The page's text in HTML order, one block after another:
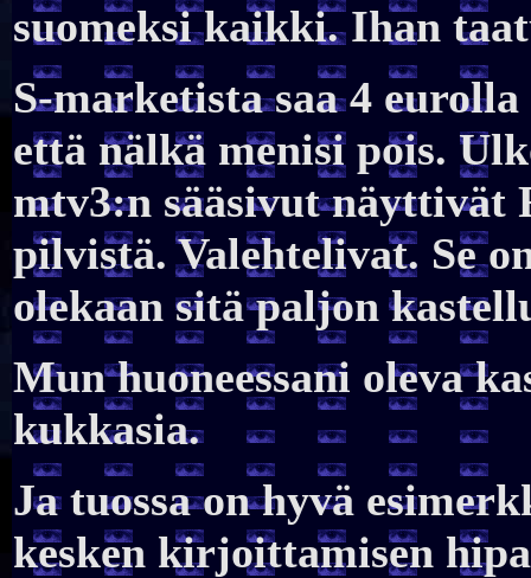
suomeksi kaikki. Ihan
S-marketista saa 4
että nälkä menisi pois.
mtv3:n sääsivut näyttivät
pilvistä. Valehtelivat. Se
olekaan sitä paljon
Mun huoneessani oleva
kukkasia.
Ja tuossa on hyvä
kesken kirjoittamisen